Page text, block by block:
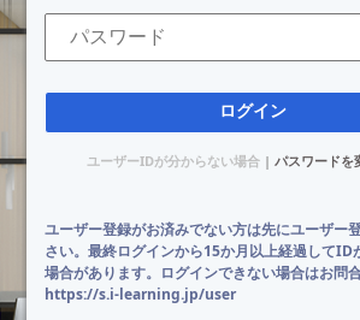
パスワード
ユーザーIDが分からない場合 | パスワードを
ユーザー登録がお済みでない方は先にユーザー
さい。最終ログインから15か月以上経過してID
場合があります。ログインできない場合はお問
https://s.i-learning.jp/user